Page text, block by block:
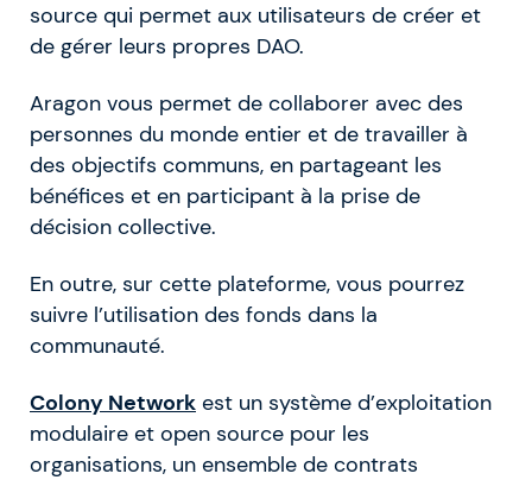
source qui permet aux utilisateurs de créer et
de gérer leurs propres DAO.
Aragon vous permet de collaborer avec des
personnes du monde entier et de travailler à
des objectifs communs, en partageant les
bénéfices et en participant à la prise de
décision collective.
En outre, sur cette plateforme, vous pourrez
suivre l’utilisation des fonds dans la
communauté.
Colony Network est un système d’exploitation
modulaire et open source pour les
organisations, un ensemble de contrats